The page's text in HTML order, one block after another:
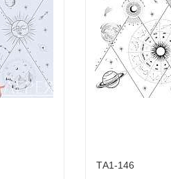
ТА1-146